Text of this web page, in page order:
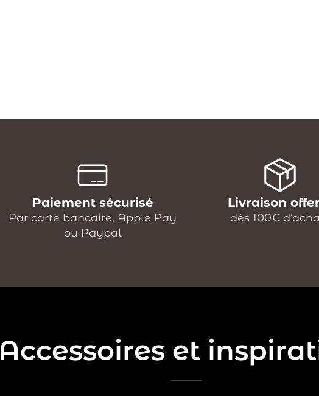
Paiement sécurisé
Par carte bancaire, Apple Pay
ou Paypal
Livraison
dès 100€
Accessoires et